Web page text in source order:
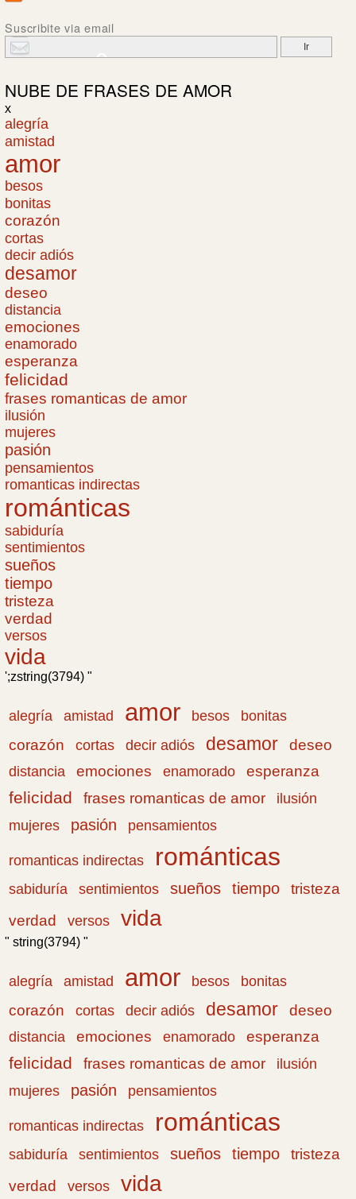
Suscribite via email
NUBE DE FRASES DE AMOR
x
alegría
amistad
amor
besos
bonitas
corazón
cortas
decir adiós
desamor
deseo
distancia
emociones
enamorado
esperanza
felicidad
frases romanticas de amor
ilusión
mujeres
pasión
pensamientos
romanticas indirectas
románticas
sabiduría
sentimientos
sueños
tiempo
tristeza
verdad
versos
vida
';zstring(3794) "
alegría amistad amor besos
bonitas
corazón
cortas decir adiós desamor deseo
distancia emociones enamorado esperanza
felicidad frases romanticas de amor
ilusión
mujeres
pasión pensamientos
romanticas indirectas románticas
sabiduría sentimientos sueños tiempo
tristeza
verdad
versos vida
" string(3794) "
alegría amistad amor besos
bonitas
corazón
cortas decir adiós desamor deseo
distancia emociones enamorado esperanza
felicidad frases romanticas de amor
ilusión
mujeres
pasión pensamientos
romanticas indirectas románticas
sabiduría sentimientos sueños tiempo
tristeza
verdad
versos vida